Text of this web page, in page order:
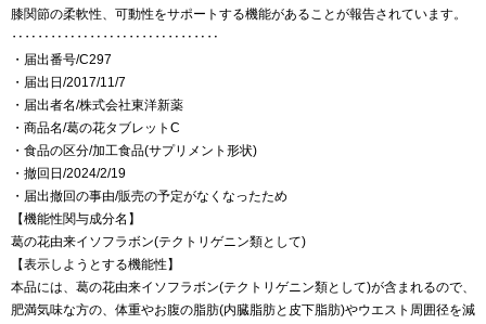
膝関節の柔軟性、可動性をサポートする機能があることが報告されています。
‥‥‥‥‥‥‥‥‥‥‥‥‥‥‥‥
・届出番号/C297
・届出日/2017/11/7
・届出者名/株式会社東洋新薬
・商品名/葛の花タブレットC
・食品の区分/加工食品(サプリメント形状)
・撤回日/2024/2/19
・届出撤回の事由/販売の予定がなくなったため
【機能性関与成分名】
葛の花由来イソフラボン(テクトリゲニン類として)
【表示しようとする機能性】
本品には、葛の花由来イソフラボン(テクトリゲニン類として)が含まれるので、
肥満気味な方の、体重やお腹の脂肪(内臓脂肪と皮下脂肪)やウエスト周囲径を減